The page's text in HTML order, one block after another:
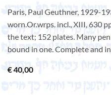
Paris, Paul Geuthner, 1929-
worn.Or.wrps. incl., XIII, 630
the text; 152 plates. Many
bound in one. Complete and
€40,00